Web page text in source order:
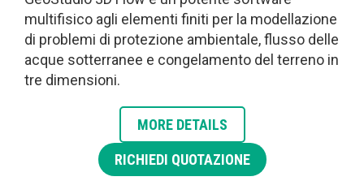
multifisico agli elementi finiti per la modellazione
di problemi di protezione ambientale, flusso delle
acque sotterranee e congelamento del terreno in
tre dimensioni.
MORE DETAILS
RICHIEDI QUOTAZIONE